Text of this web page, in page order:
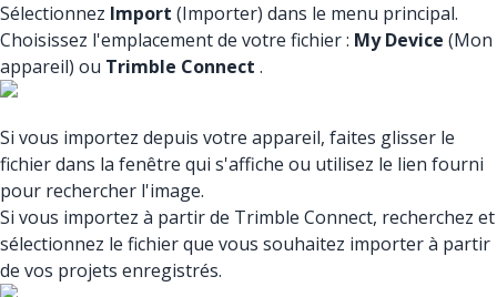
Sélectionnez Import (Importer) dans le menu principal.
Choisissez l'emplacement de votre fichier : My Device (Mon
appareil) ou Trimble Connect .
Si vous importez depuis votre appareil, faites glisser le
fichier dans la fenêtre qui s'affiche ou utilisez le lien fourni
pour rechercher l'image.
Si vous importez à partir de Trimble Connect, recherchez et
sélectionnez le fichier que vous souhaitez importer à partir
de vos projets enregistrés.